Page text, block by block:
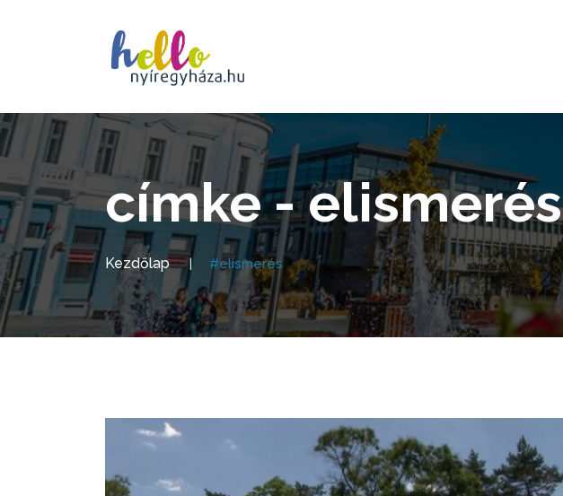
címke - elismerés
Kezdőlap #elismerés